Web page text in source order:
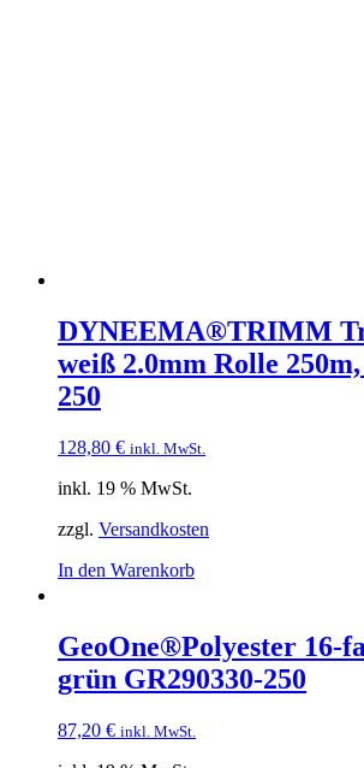
DYNEEMA®TRIMM
weiß 2.0mm Rolle
250
128,80 € inkl. MwSt.
inkl. 19 % MwSt.
zzgl. Versandkosten
In den Warenkorb
GeoOne®Polyester 16-
grün GR290330-250
87,20 € inkl. MwSt.